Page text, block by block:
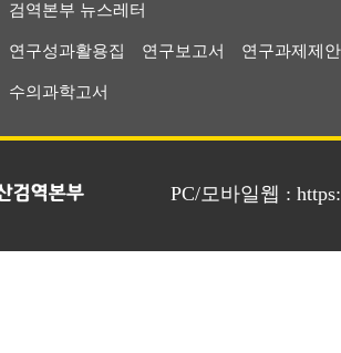
검역본부 뉴스레터
연구성과활용집 연구보고서 연구과제제
수의과학고서
PC/모바일웹 :